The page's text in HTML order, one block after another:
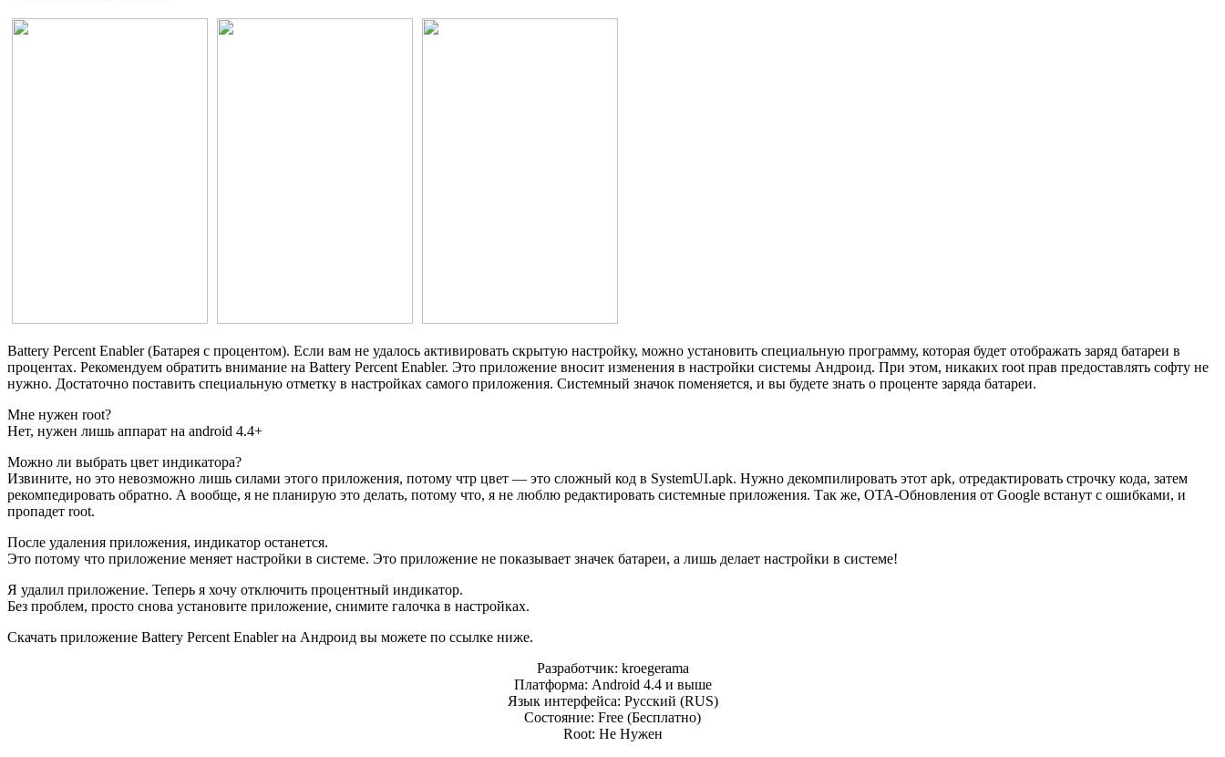
Battery Percent Enabler (Батарея с процентом). Если вам не удалось активировать скрытую настройку, можно установить специальную программу, которая будет отображать заряд батареи в
процентах. Рекомендуем обратить внимание на Battery Percent Enabler. Это приложение вносит изменения в настройки системы Андроид. При этом, никаких root прав предоставлять софту не
нужно. Достаточно поставить специальную отметку в настройках самого приложения. Системный значок поменяется, и вы будете знать о проценте заряда батареи.
Мне нужен root?
Нет, нужен лишь аппарат на android 4.4+
Можно ли выбрать цвет индикатора?
Извините, но это невозможно лишь силами этого приложения, потому чтр цвет — это сложный код в SystemUI.apk. Нужно декомпилировать этот apk, отредактировать строчку кода, затем
рекомпедировать обратно. А вообще, я не планирую это делать, потому что, я не люблю редактировать системные приложения. Так же, OTA-Обновления от Google встанут с ошибками, и
пропадет root.
После удаления приложения, индикатор останется.
Это потому что приложение меняет настройки в системе. Это приложение не показывает значек батареи, а лишь делает настройки в системе!
Я удалил приложение. Теперь я хочу отключить процентный индикатор.
Без проблем, просто снова установите приложение, снимите галочка в настройках.
Скачать приложение Battery Percent Enabler на Андроид вы можете по ссылке ниже.
Разработчик: kroegerama
Платформа: Android 4.4 и выше
Язык интерфейса: Русский (RUS)
Состояние: Free (Бесплатно)
Root: Не Нужен